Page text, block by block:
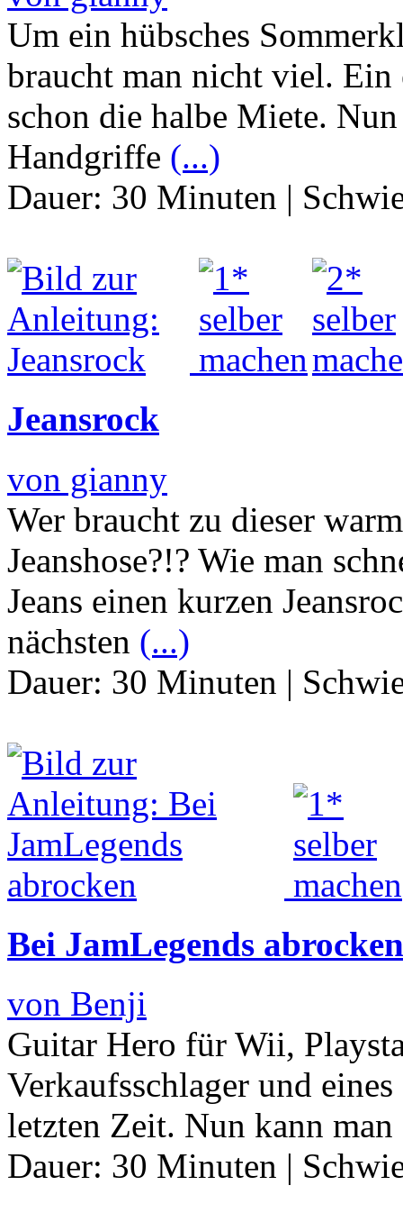
Um ein hübsches
braucht man nicht viel. Ein
schon die halbe Miete.
Handgriffe (...)
Dauer: 30 Minuten |
Jeansrock
von gianny
Wer braucht zu dieser
Jeanshose?!? Wie man
Jeans einen kurzen
nächsten (...)
Dauer: 30 Minuten |
Bei JamLegends abrocken
von Benji
Guitar Hero für Wii,
Verkaufsschlager und
letzten Zeit. Nun kann
Dauer: 30 Minuten |